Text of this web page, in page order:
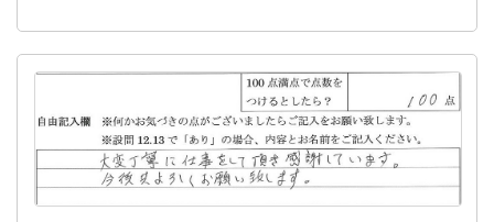
うと思いました。